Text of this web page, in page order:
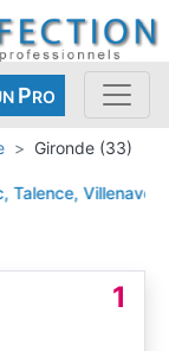
PRO
Gironde (33)
Villenave-
1